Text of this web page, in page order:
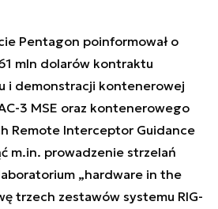
Pentagon poinformował o
mln dolarów kontraktu
i demonstracji kontenerowej
3 MSE oraz kontenerowego
Remote Interceptor Guidance
m.in. prowadzenie strzelań
„hardware in the
trzech zestawów systemu RIG-